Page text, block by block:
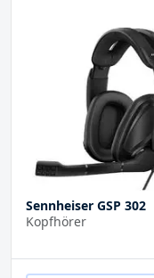
Sennheiser GSP 302
Kopfhörer